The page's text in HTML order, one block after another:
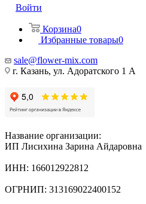
Войти
Корзина0
Избранные товары0
sale@flower-mix.com
г. Казань, ул. Адоратского 1 А
Название организации:
ИП Лисихина Зарина Айдаровна
ИНН: 166012922812
ОГРНИП: 313169022400152